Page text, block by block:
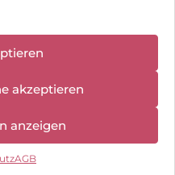
akzeptieren
anzeigen
AGB
Rights Reserved.